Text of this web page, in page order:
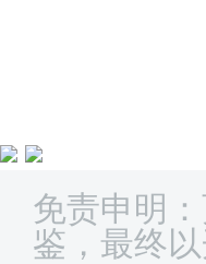
免责申明
鉴，最终